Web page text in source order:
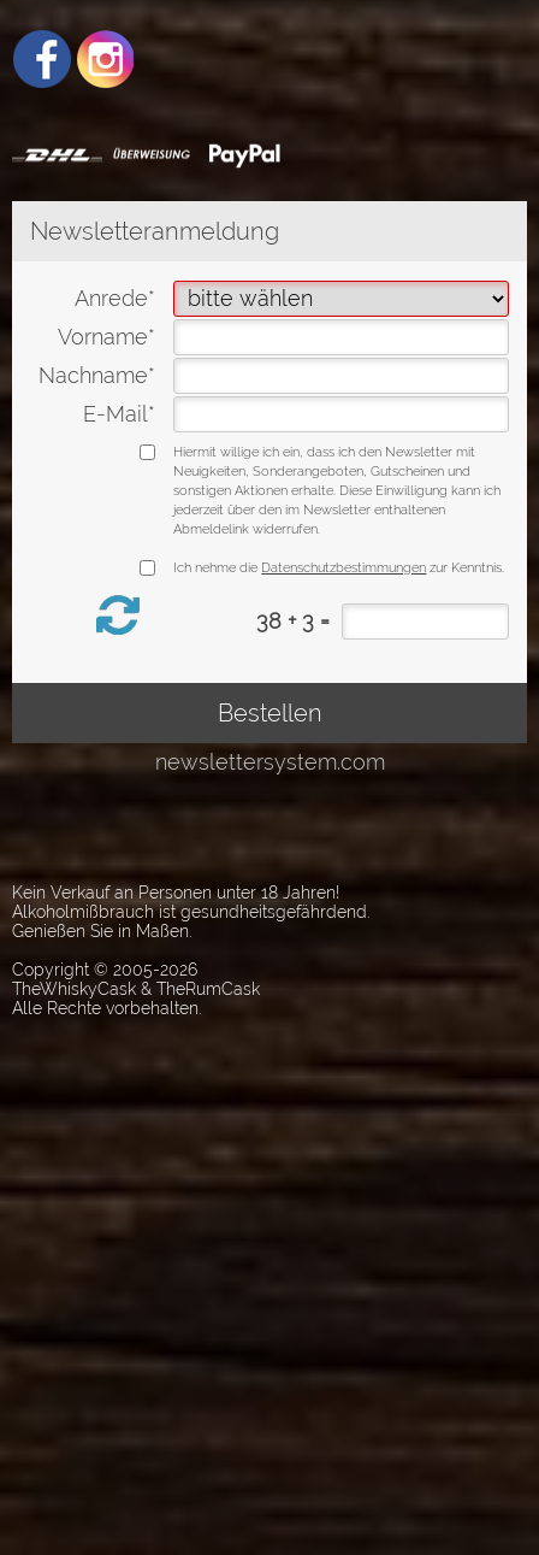
Kein Verkauf an Personen unter 18 Jahren!
Alkoholmißbrauch ist gesundheitsgefährdend.
Genießen Sie in Maßen.
Copyright © 2005-2026
TheWhiskyCask & TheRumCask
Alle Rechte vorbehalten.